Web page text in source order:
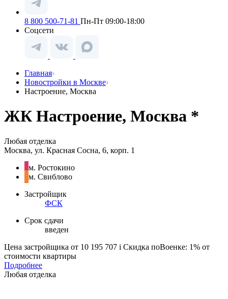
8 800 500-71-81 Пн-Пт 09:00-18:00
Соцсети
Главная
Новостройки в Москве
Настроение, Москва
ЖК Настроение, Москва *
Любая отделка
Москва, ул. Красная Сосна, 6, корп. 1
м. Ростокино
м. Свиблово
Застройщик
ФСК
Срок сдачи
введен
Цена застройщика от 10 195 707 i Скидка поВоенке: 1% от
стоимости квартиры
Подробнее
Любая отделка